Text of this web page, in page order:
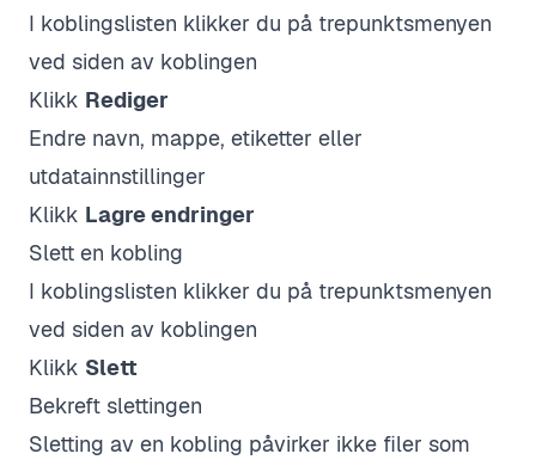
I koblingslisten klikker du på trepunktsmenyen
ved siden av koblingen
Klikk Rediger
Endre navn, mappe, etiketter eller
utdatainnstillinger
Klikk Lagre endringer
Slett en kobling
I koblingslisten klikker du på trepunktsmenyen
ved siden av koblingen
Klikk Slett
Bekreft slettingen
Sletting av en kobling påvirker ikke filer som